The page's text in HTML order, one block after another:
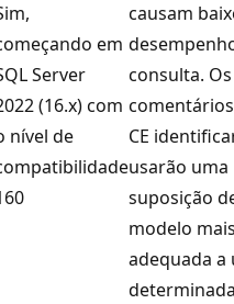
em
Server
(16.x) com
nível de
causam
consulta. Os
CE
usarão uma
suposição
modelo
adequada a